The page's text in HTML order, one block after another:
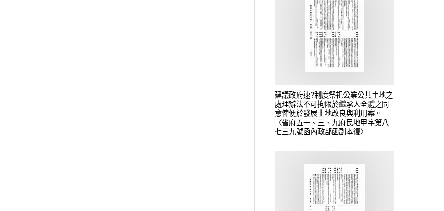
建議政府速?制度祭祀公業公共土地之
處理辦法不可拘限於繼承人全體之同
意俾便於發展土地改良與利用案。
〈省府五一、三、九府民地甲字第八
七三九號函內政部函副本復〉